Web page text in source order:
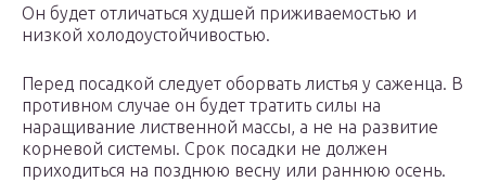
Он будет отличаться худшей приживаемостью и
низкой холодоустойчивостью.
Перед посадкой следует оборвать листья у саженца. В
противном случае он будет тратить силы на
наращивание лиственной массы, а не на развитие
корневой системы. Срок посадки не должен
приходиться на позднюю весну или раннюю осень.